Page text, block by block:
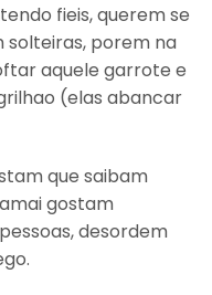
fieis, querem se
porem na
aquele garrote e
(elas abancar
que saibam
gostam
desordem